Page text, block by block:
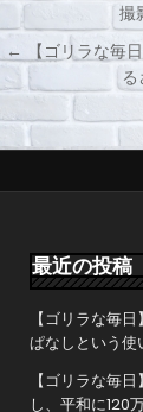
投
稿
ナ
ビ
ー
ョ
ン
撮
← 【ゴリラな毎
最近の投稿
【ゴリラな毎
ぱなしという使
【ゴリラな毎
し、平和に120